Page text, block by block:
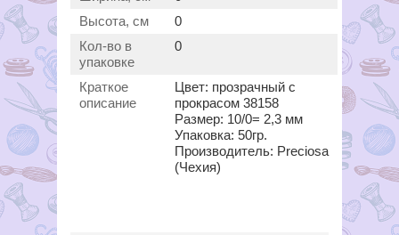
Высота, см
0
Кол-во в
упаковке
0
Краткое
описание
Цвет: прозрачный с
прокрасом 38158
Размер: 10/0= 2,3 мм
Упаковка: 50гр.
Производитель: Preciosa
(Чехия)